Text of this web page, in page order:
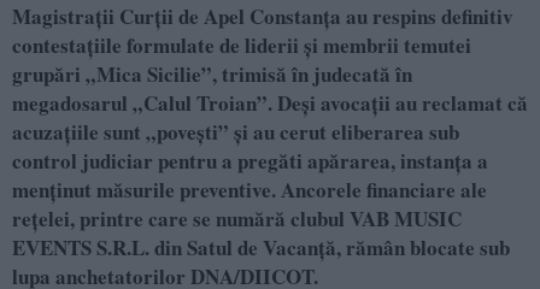
Magistrații Curții de Apel Constanța au respins definitiv
contestațiile formulate de liderii și membrii temutei
grupări „Mica Sicilie”, trimisă în judecată în
megadosarul „Calul Troian”. Deși avocații au reclamat că
acuzațiile sunt „povești” și au cerut eliberarea sub
control judiciar pentru a pregăti apărarea, instanța a
menținut măsurile preventive. Ancorele financiare ale
rețelei, printre care se numără clubul VAB MUSIC
EVENTS S.R.L. din Satul de Vacanță, rămân blocate sub
lupa anchetatorilor DNA/DIICOT.